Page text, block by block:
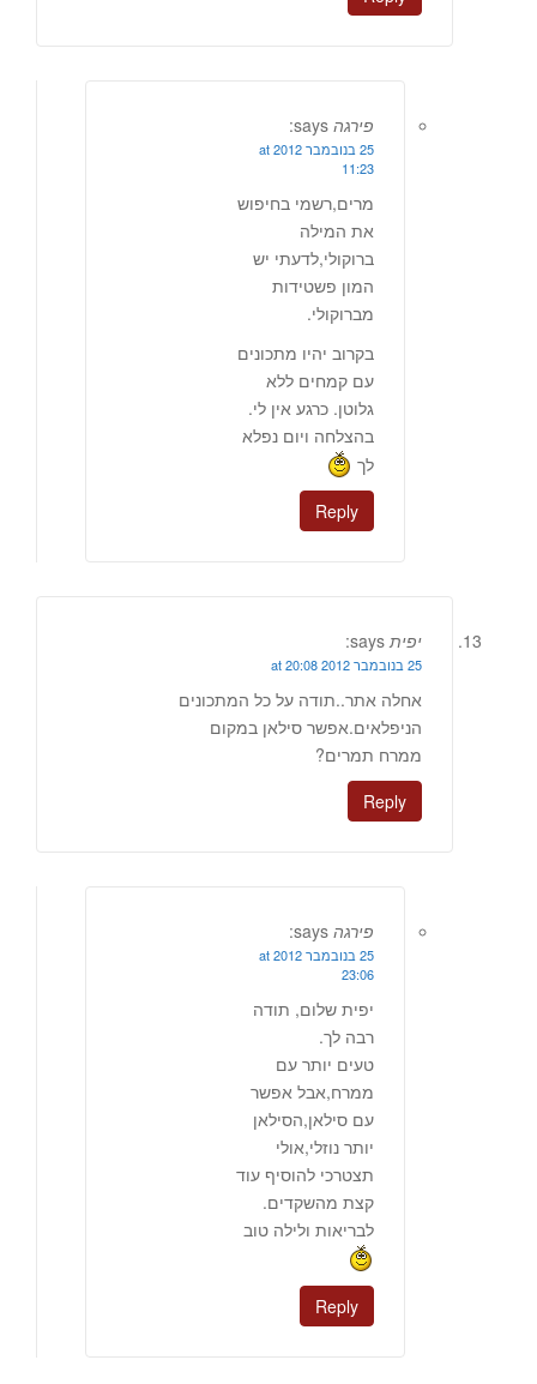
פירגה says:
25 בנובמבר 2012 at
11:23
מרים,רשמי בחיפוש
את המילה
ברוקולי,לדעתי יש
המון פשטידות
מברוקולי.
בקרוב יהיו מתכונים
עם קמחים ללא
גלוטן. כרגע אין לי.
בהצלחה ויום נפלא
לך
Reply
יפית says:
25 בנובמבר 2012 at 20:08
אחלה אתר..תודה על כל המתכונים
הניפלאים.אפשר סילאן במקום
ממרח תמרים?
Reply
פירגה says:
25 בנובמבר 2012 at
23:06
יפית שלום, תודה
רבה לך.
טעים יותר עם
ממרח,אבל אפשר
עם סילאן,הסילאן
יותר נוזלי,אולי
תצטרכי להוסיף עוד
קצת מהשקדים.
לבריאות ולילה טוב
Reply